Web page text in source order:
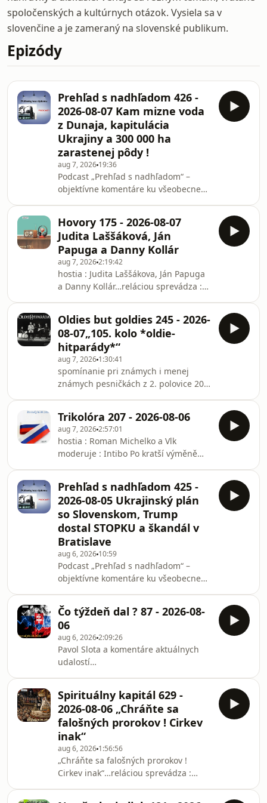
spoločenských a kultúrnych otázok. Vysiela sa v
slovenčine a je zameraný na slovenské publikum.
Epizódy
Prehľad s nadhľadom 426 -
2026-08-07 Kam mizne voda
z Dunaja, kapitulácia
Ukrajiny a 300 000 ha
zarastenej pôdy !
aug 7, 2026 19:36
Podcast „Prehľad s nadhľadom“ –
objektívne komentáre ku všeobecne
voda z Dunaja a prečo Nemecko
odvádza miliardy kubíkov do iného
povodia? Má Slovensko páky na to,
aby sa bránilo cez medzinárodné
právo? V dnešnej epizóde kanála
@politologbezdiplomu sa pozrieme
na najhorúcejšie témy posledných
dní. Pozrieme sa aj na historické fakty
o v
Hovory 175 - 2026-08-07
Judita Laššáková, Ján
Papuga a Danny Kollár
aug 7, 20262:19:42
hostia : Judita Laššákova, Ján Papuga
a Danny Kollár…reláciou sprevádza :
Oldies but goldies 245 - 2026-
08-07„105. kolo *oldie-
hitparády*“
aug 7, 2026 1:30:41
spomínanie pri známych i menej
známych pesničkách z 2. polovice 20.
Trikolóra 207 - 2026-08-06
aug 7, 20262:57:01
hostia : Roman Michelko a Vlk
moderuje : Intibo Po kratší výměně
Trikolory. Ne že by panovala úplná
okurka, ale z části ano. I tak si myslím,
že jsme vybrali zajímavé věci. Z Česka
se pověnujeme -vývoji kauzy
Bitcoingate -dotkneme se fenomenu
českého politického internetu
posledních měsíců jménem Thomas
Paukner, který z mého ohled
Prehľad s nadhľadom 425 -
2026-08-05 Ukrajinský plán
so Slovenskom, Trump
dostal STOPKU a škandál v
Bratislave
aug 6, 2026 10:59
Podcast „Prehľad s nadhľadom“ –
objektívne komentáre ku všeobecne
mainstreame nenájdete. V dnešnom
dieli sa pozrieme na štyri kľúčové
témy: 01. Karpatská iniciatíva Ukrajiny
Zelenskyj oficiálne oznámil plan spojiť
8 krajín vrátane Slovenska a Česka. Čo
táto hospodárska a bezpečnostná
aliancia znamená pre náš región a
aké sú prvé reakcie verejnosti? 02.
Americký Sená
Čo týždeň dal ? 87 - 2026-08-
06
aug 6, 20262:09:26
Pavol Slota a komentáre aktuálnych
udalostí…
Spirituálny kapitál 629 -
2026-08-06 „Chráňte sa
falošných prorokov ! Cirkev
inak“
aug 6, 2026 1:56:56
„Chráňte sa falošných prorokov !
Cirkev inak“…reláciou sprevádza :